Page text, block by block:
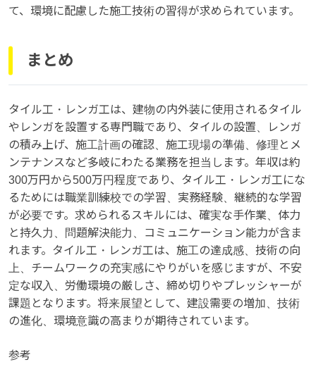
て、環境に配慮した施工技術の習得が求められています。
まとめ
タイル工・レンガ工は、建物の内外装に使用されるタイル
やレンガを設置する専門職であり、タイルの設置、レンガ
の積み上げ、施工計画の確認、施工現場の準備、修理とメ
ンテナンスなど多岐にわたる業務を担当します。年収は約
300万円から500万円程度であり、タイル工・レンガ工にな
るためには職業訓練校での学習、実務経験、継続的な学習
が必要です。求められるスキルには、確実な手作業、体力
と持久力、問題解決能力、コミュニケーション能力が含ま
れます。タイル工・レンガ工は、施工の達成感、技術の向
上、チームワークの充実感にやりがいを感じますが、不安
定な収入、労働環境の厳しさ、締め切りやプレッシャーが
課題となります。将来展望として、建設需要の増加、技術
の進化、環境意識の高まりが期待されています。
参考